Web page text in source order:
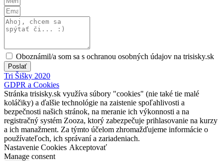
Oboznámil/a som sa s ochranou osobných údajov na trisisky.sk
Poslať
Tri Šišky 2020
GDPR a Cookies
Stránka trisisky.sk využíva súbory "cookies" (nie také tie malé
koláčiky) a ďalšie technológie na zaistenie spoľahlivosti a
bezpečnosti našich stránok, na meranie ich výkonnosti a na
registračný systém Zooza, ktorý zabezpečuje prihlasovanie na kurzy
a ich manažment. Za týmto účelom zhromažďujeme informácie o
používateľoch, ich správaní a zariadeniach.
Nastavenie Cookies Akceptovať
Manage consent